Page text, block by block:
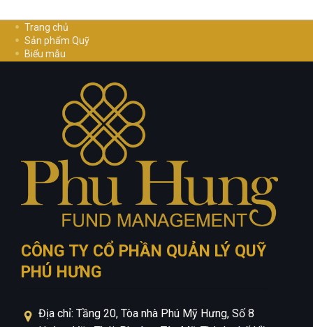
Trang chủ
Sản phẩm Quỹ
Biểu mẫu
Cơ Hội Nghề Nghiệp
Chính sách bảo mật
CÔNG TY CỔ PHẦN QUẢN LÝ QUỸ
PHÚ HƯNG
Địa chỉ: Tầng 20, Tòa nhà Phú Mỹ Hưng, Số 8